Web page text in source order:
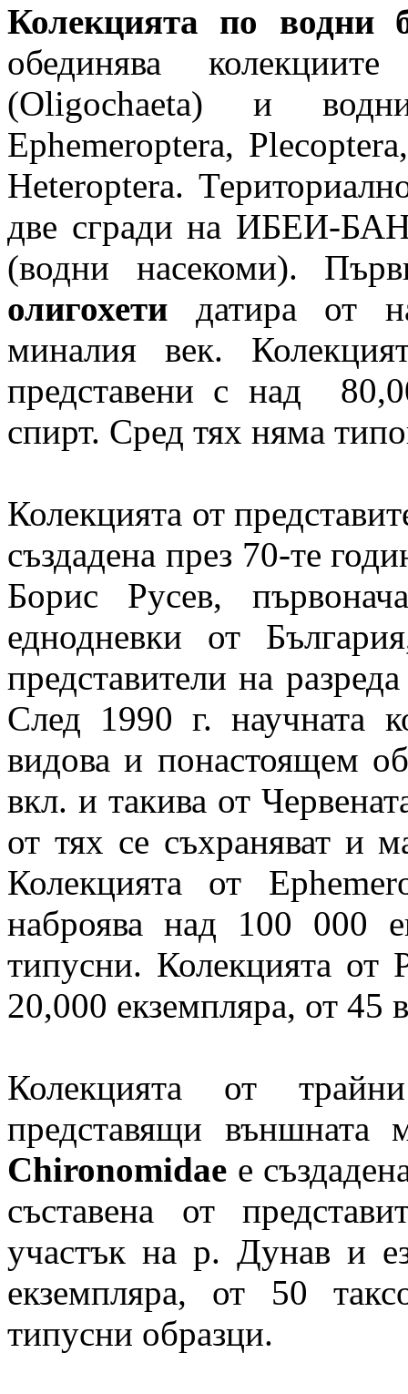
Колекцията по
обединява
(Oligochaeta) и
Ephemeroptera,
Heteroptera.
две сгради на ИБЕИ-
(водни насекоми).
олигохети датира от
миналия век.
представени с над
спирт. Сред тях няма
Колекцията от
създадена през 70-те
Борис Русев,
еднодневки от
представители на
След 1990 г. научната
видова и понастоящем
вкл. и такива от
от тях се съхраняват и
Колекцията от
наброява над 100 000
типусни. Колекцията от
20,000 екземпляра, от 45
Колекцията от
представящи
Chironomidae e
съставена от
участък на р. Дунав и
екземпляра, от 50
типусни образци.